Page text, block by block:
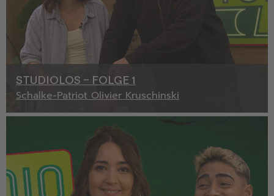
STUDIOLOS – FOLGE 1
Schalke-Patriot Olivier Kruschinski